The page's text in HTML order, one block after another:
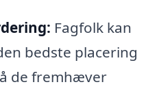
Fagfolk kan
bedste placering
de fremhæver